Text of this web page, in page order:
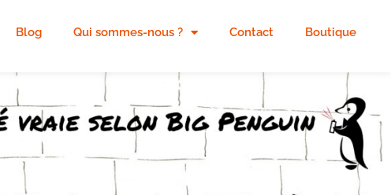
Blog Qui sommes-nous ? Contact Boutique